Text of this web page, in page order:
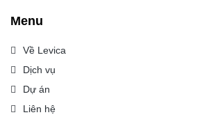
Menu
Về Levica
Dịch vụ
Dự án
Liên hệ